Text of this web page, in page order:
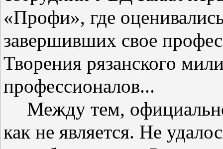
«Профи», где
завершивших свое
Творения рязанского
профессионалов...
Между тем,
как не является. Не